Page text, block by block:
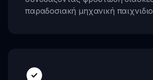
παραδοσιακή μηχανική